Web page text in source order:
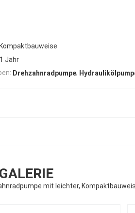
Kompaktbauweise
1 Jahr
Drehzahnradpumpe,
GALERIE
mit leichter,